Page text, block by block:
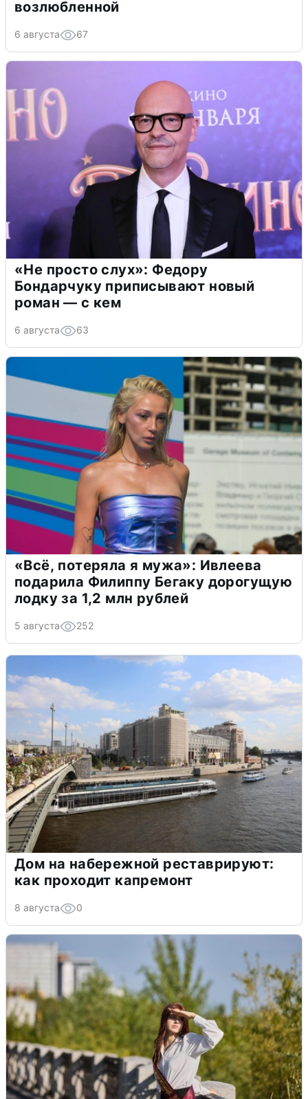
возлюбленной
6 августа 67
«Не просто слух»: Федору
Бондарчуку приписывают новый
роман — с кем
6 августа 63
«Всё, потеряла я мужа»: Ивлеева
подарила Филиппу Бегаку дорогущую
лодку за 1,2 млн рублей
5 августа 252
Дом на набережной реставрируют:
как проходит капремонт
8 августа 0